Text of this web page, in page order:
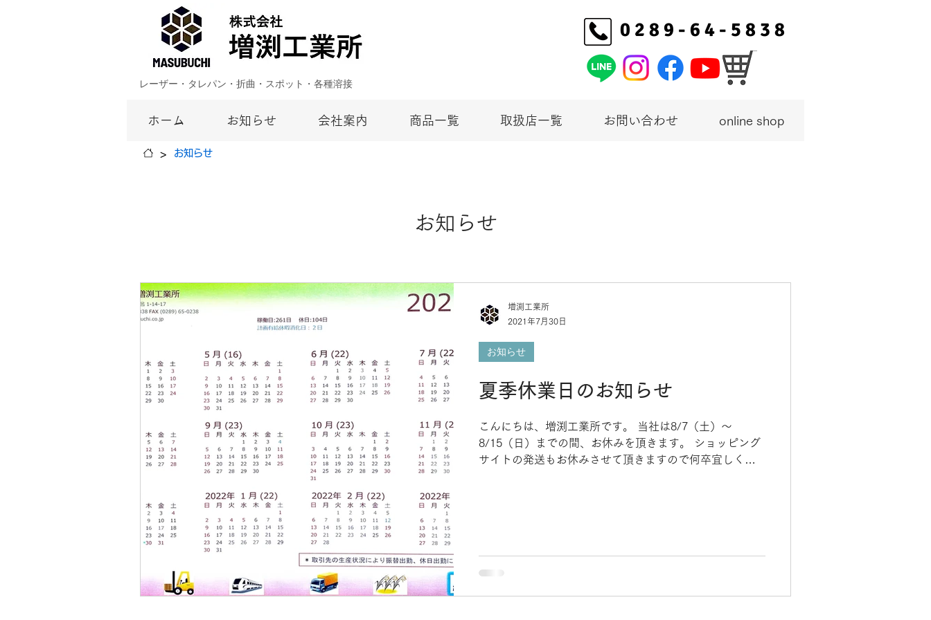
レーザー・タレパン・折曲・スポット・各種溶接
0 2 8 9 - 6 4 - 5 8 3 8
ホーム お知らせ 会社案内 商品一覧 取扱店一覧 お問い合わせ online shop
> お知らせ
お知らせ
夏季休業日のお知らせ
こんにちは、増渕工業所です。 当社は8/7（土）～
8/15（日）までの間、お休みを頂きます。 ショッピング
サイトの発送もお休みさせて頂きますので何卒宜しくお
お知らせ
増渕工業所
2021年7月30日